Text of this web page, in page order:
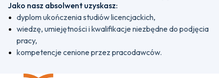
Jako nasz absolwent uzyskasz:
dyplom ukończenia studiów licencjackich,
wiedzę, umiejętności i kwalifikacje niezbędne do podjęcia
pracy,
kompetencje cenione przez pracodawców.